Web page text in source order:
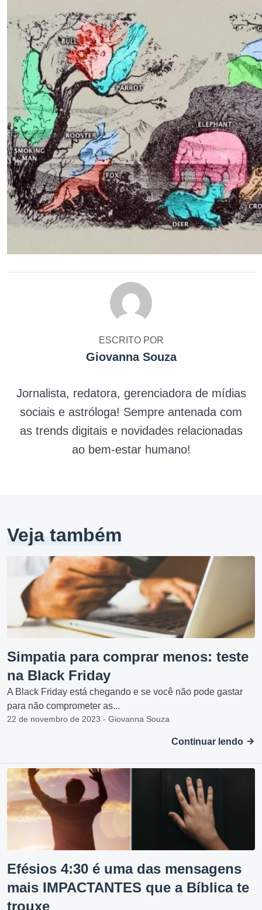
ESCRITO POR
Giovanna Souza
Jornalista, redatora, gerenciadora de mídias
sociais e astróloga! Sempre antenada com
as trends digitais e novidades relacionadas
ao bem-estar humano!
Veja também
Simpatia para comprar menos: teste
na Black Friday
A Black Friday está chegando e se você não pode gastar
para não comprometer as...
22 de novembro de 2023 - Giovanna Souza
Continuar lendo
Efésios 4:30 é uma das mensagens
mais IMPACTANTES que a Bíblica te
trouxe